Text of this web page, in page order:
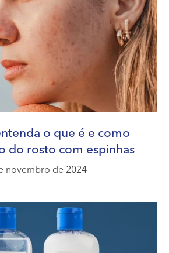
o que é e como
do rosto com espinhas
novembro de 2024